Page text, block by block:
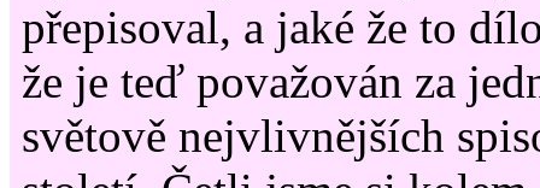
přepisoval, a jaké že to
že je teď považován za
světově nejvlivnějších